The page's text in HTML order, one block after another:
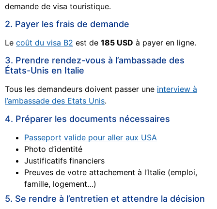
demande de visa touristique.
2. Payer les frais de demande
Le coût du visa B2 est de 185 USD à payer en ligne.
3. Prendre rendez-vous à l’ambassade des
États-Unis en Italie
Tous les demandeurs doivent passer une interview à
l’ambassade des Etats Unis.
4. Préparer les documents nécessaires
Passeport valide pour aller aux USA
Photo d’identité
Justificatifs financiers
Preuves de votre attachement à l’Italie (emploi,
famille, logement…)
5. Se rendre à l’entretien et attendre la décision